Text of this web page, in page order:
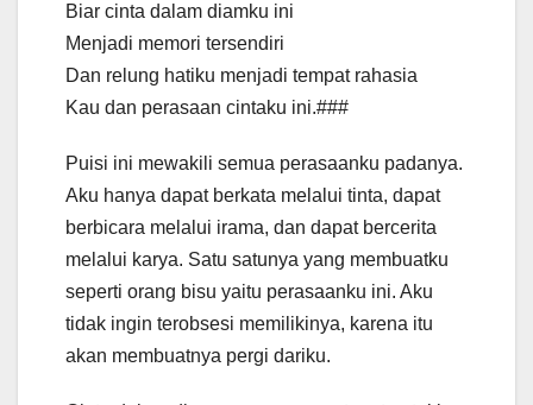
Biar cinta dalam diamku ini
Menjadi memori tersendiri
Dan relung hatiku menjadi tempat rahasia
Kau dan perasaan cintaku ini.###
Puisi ini mewakili semua perasaanku padanya.
Aku hanya dapat berkata melalui tinta, dapat
berbicara melalui irama, dan dapat bercerita
melalui karya. Satu satunya yang membuatku
seperti orang bisu yaitu perasaanku ini. Aku
tidak ingin terobsesi memilikinya, karena itu
akan membuatnya pergi dariku.